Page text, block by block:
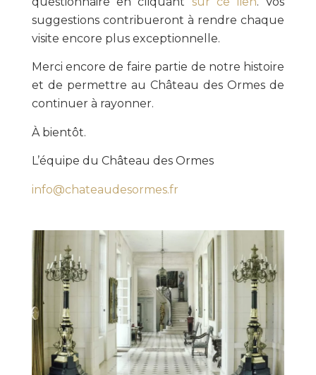
suggestions contribueront à rendre chaque
visite encore plus exceptionnelle.
Merci encore de faire partie de notre histoire
et de permettre au Château des Ormes de
continuer à rayonner.
À bientôt.
L’équipe du Château des Ormes
info@chateaudesormes.fr